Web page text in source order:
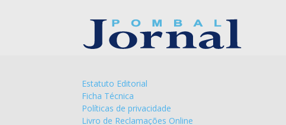
Estatuto Editorial
Ficha Técnica
Políticas de privacidade
Livro de Reclamações Online